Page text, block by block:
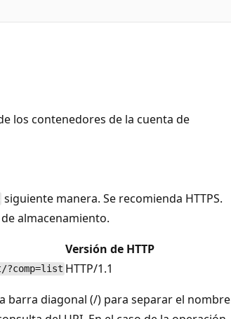
los contenedores de la cuenta de
siguiente manera. Se recomienda HTTPS.
almacenamiento.
Versión de HTTP
?comp=list HTTP/1.1
barra diagonal (/) para separar el nombre